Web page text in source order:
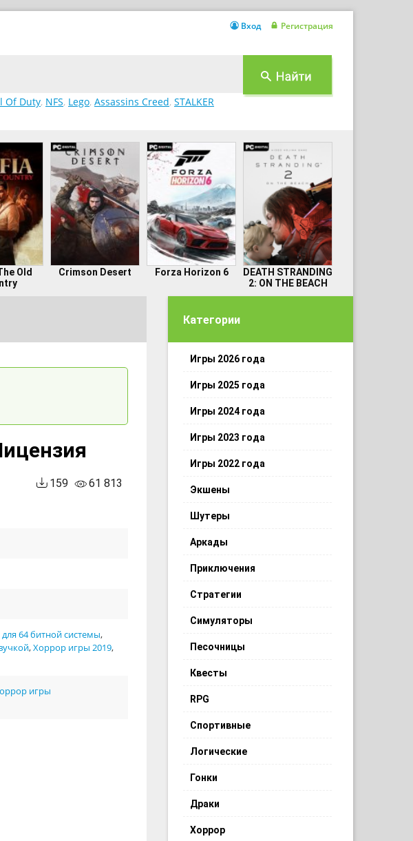
Of Duty, NFS, Lego, Assassins Creed, STALKER
Вход Регистрация
Old
Crimson Desert Forza Horizon 6
DEATH STRANDING
2: ON THE BEACH
61 813
159
64 битной системы,
,Хоррор игры 2019,
игры
Категории
Игры 2026 года
Игры 2025 года
Игры 2024 года
Игры 2023 года
Игры 2022 года
Экшены
Шутеры
Аркады
Приключения
Стратегии
Симуляторы
Песочницы
Квесты
RPG
Спортивные
Логические
Гонки
Драки
Хоррор